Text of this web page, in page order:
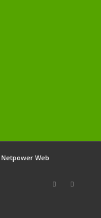
Netpower Web